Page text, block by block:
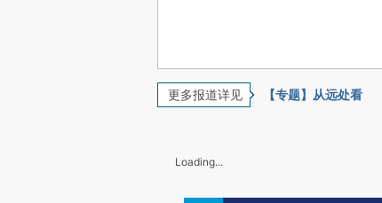
更多报道详见 【专题】从远处看
Loading...